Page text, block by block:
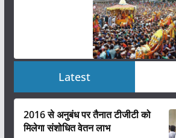
Latest
2016 से अनुबंध पर तैनात टीजीटी को
मिलेगा संशोधित वेतन लाभ